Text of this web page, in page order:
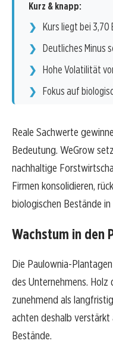
Kurz & knapp:
Kurs liegt bei 3,70
Deutliches Minus
Hohe Volatilität
Fokus auf
Reale Sachwerte
Bedeutung. WeGrow
nachhaltige
Firmen konsolidieren,
biologischen Bestände
Wachstum in den
Die Paulownia-
des Unternehmens.
zunehmend als
achten deshalb
Bestände.